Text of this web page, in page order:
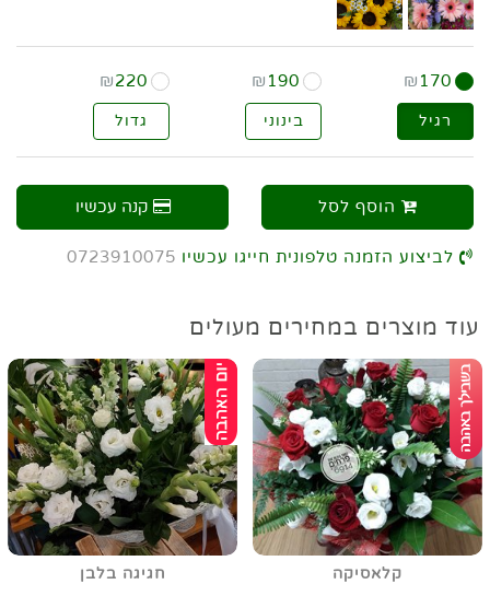
₪ 170
₪ 190
₪220
רגיל בינוני גדול
הוסף לסל קנה עכשיו
לביצוע הזמנה טלפונית חייגו עכשיו 0723910075
עוד מוצרים במחירים מעולים
קלאסיקה חגיגה בלבן